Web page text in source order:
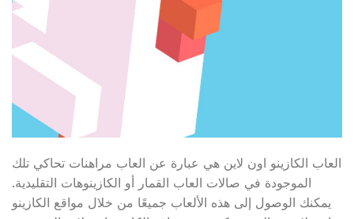
العاب الكازينو اون لاين هي عبارة عن العاب مراهنات تحاكي تلك
الموجودة في صالات العاب القمار أو الكازينوهات التقليدية.
يمكنك الوصول إلى هذه الألعاب جميعًا من خلال مواقع الكازينو